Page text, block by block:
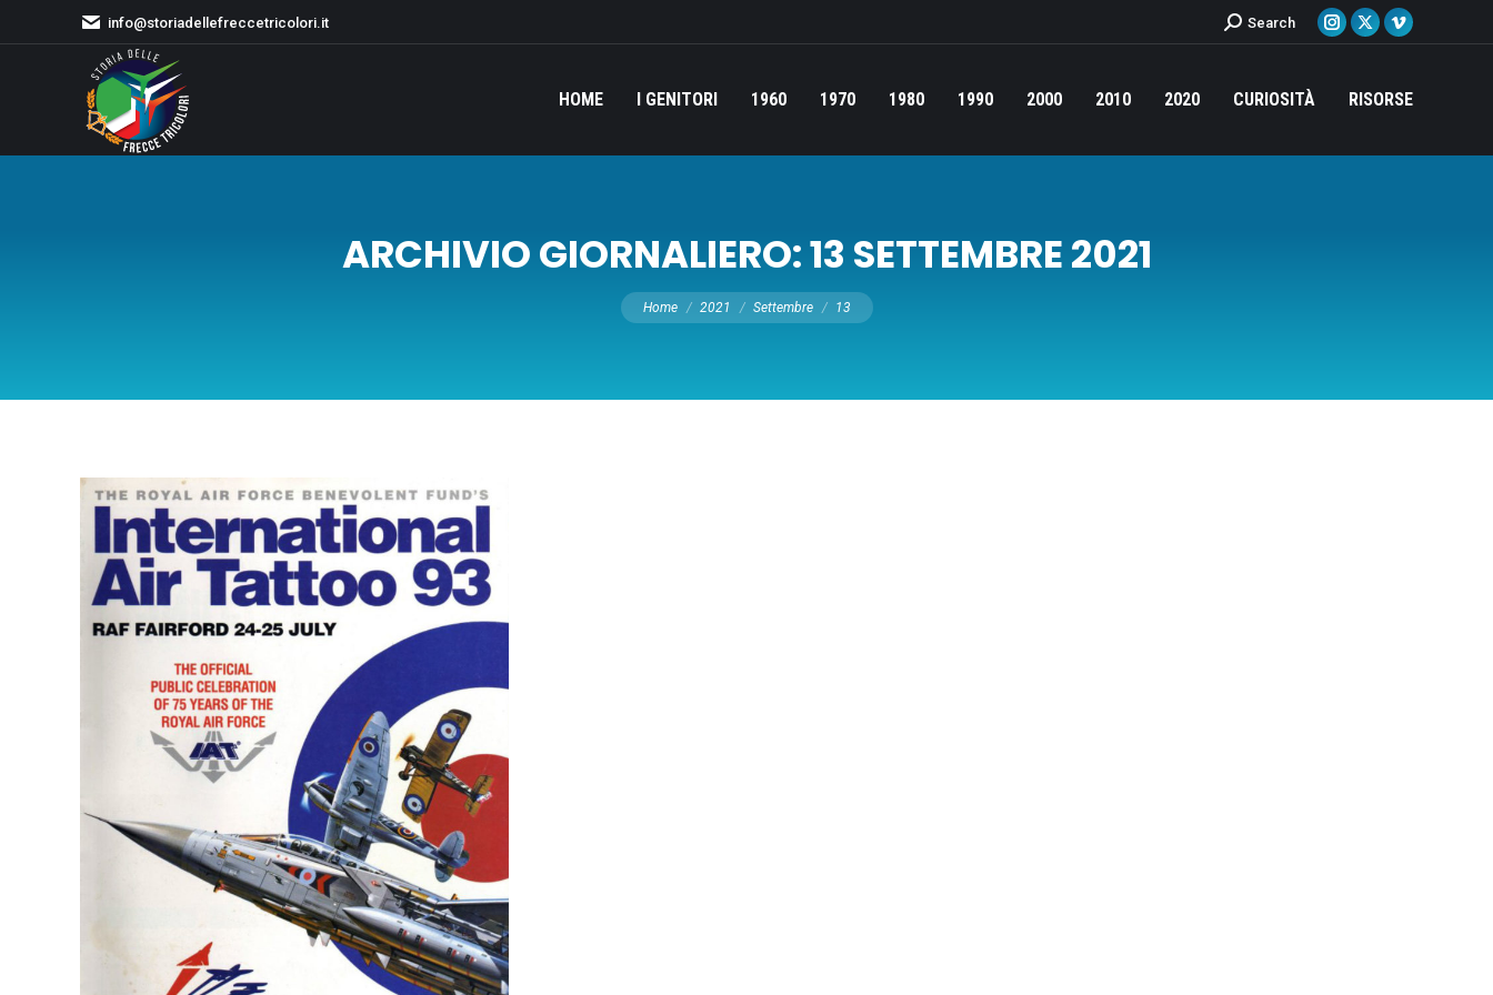
info@storiadellefreccetricolori.it Cerca:Search
Instagram
opens
new
X
opens
new
Vimeo
opens
new
HOME I GENITORI 1960 1970 1980 1990 2000 2010 2020 CURIOSITÀ RISORSE
ARCHIVIO GIORNALIERO:13 SETTEMBRE 2021
Tu sei qui:
Home 2021 Settembre 13